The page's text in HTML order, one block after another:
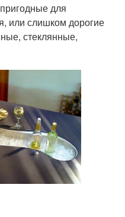
для
или слишком дорогие
стеклянные,